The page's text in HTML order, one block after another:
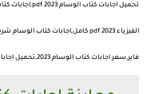
فاير,سعر اجابات كتاب الوسام 2023,تحميل اجابات كتاب الوسام في الفيزياء مراجعة نهائية 2023 pdf,